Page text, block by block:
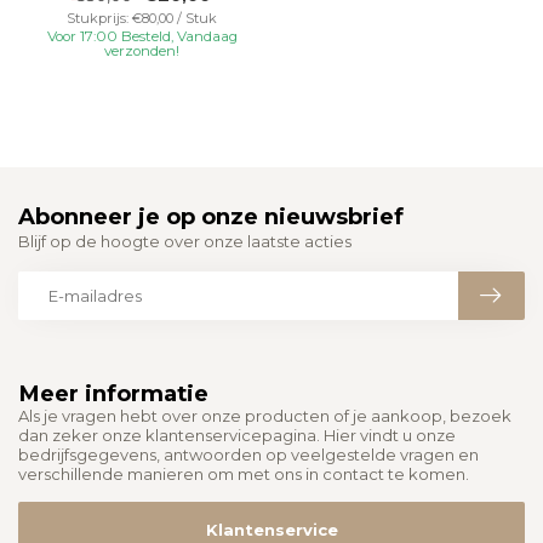
Stukprijs: €80,00 / Stuk
Voor 17:00 Besteld, Vandaag
verzonden!
Meer informatie
Als je vragen hebt over onze producten of je aankoop, bezoek
dan zeker onze klantenservicepagina. Hier vindt u onze
bedrijfsgegevens, antwoorden op veelgestelde vragen en
verschillende manieren om met ons in contact te komen.
Klantenservice
Abonneer je op onze nieuwsbrief
Blijf op de hoogte over onze laatste acties